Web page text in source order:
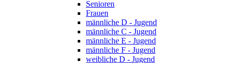
Senioren
Frauen
männliche D - Jugend
männliche C - Jugend
männliche E - Jugend
männliche F - Jugend
weibliche D - Jugend